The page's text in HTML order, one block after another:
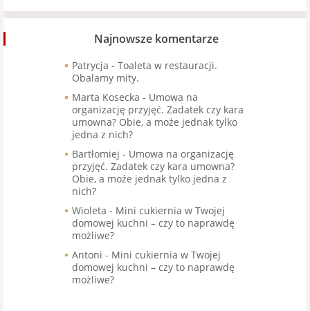
Najnowsze komentarze
Patrycja - Toaleta w restauracji.
Obalamy mity.
Marta Kosecka - Umowa na
organizację przyjęć. Zadatek czy kara
umowna? Obie, a może jednak tylko
jedna z nich?
Bartłomiej - Umowa na organizację
przyjęć. Zadatek czy kara umowna?
Obie, a może jednak tylko jedna z
nich?
Wioleta - Mini cukiernia w Twojej
domowej kuchni – czy to naprawdę
możliwe?
Antoni - Mini cukiernia w Twojej
domowej kuchni – czy to naprawdę
możliwe?